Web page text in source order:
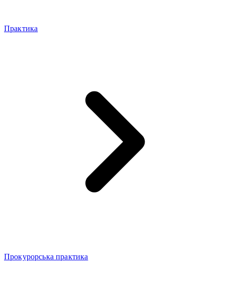
Практика
Прокурорська практика